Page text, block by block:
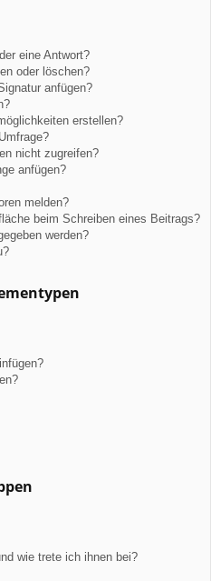
eine Antwort?
oder löschen?
anfügen?
erstellen?
nicht zugreifen?
anfügen?
melden?
beim Schreiben eines Beitrags?
werden?
wie trete ich ihnen bei?